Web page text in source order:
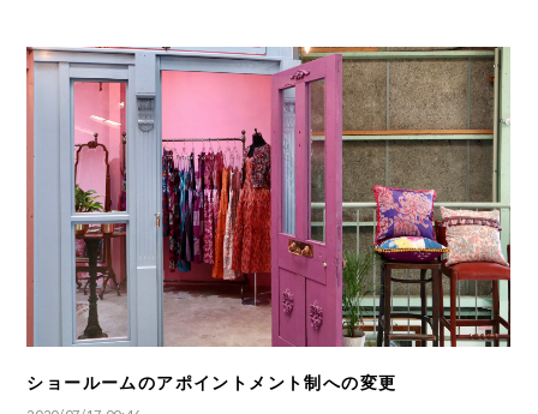
ショールームのアポイントメント制への変更